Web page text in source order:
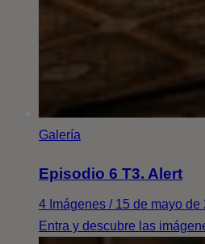
Galería
Episodio 6 T3. Alert
4 Imágenes / 15 de mayo de
Entra y descubre las